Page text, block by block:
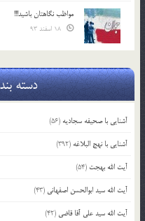
مواظب نگاهتان باشید!!!
دسته
آشنایی با صحیفه سجادیه (56)
آشنایی با نهج البلاغه (392)
آیت الله بهجت (54)
آیت الله سید ابوالحسن اصفهانی (43)
آیت الله سید علی آقا قاضی (42)